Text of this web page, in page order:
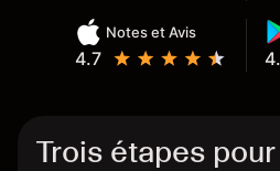
Notes et Avis
4.7
Trois étapes